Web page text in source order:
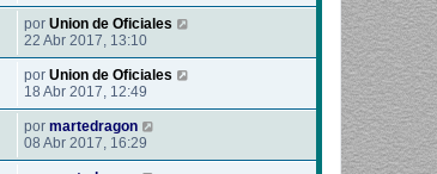
por Union de Oficiales
22 Abr 2017, 13:10
por Union de Oficiales
18 Abr 2017, 12:49
por martedragon
08 Abr 2017, 16:29